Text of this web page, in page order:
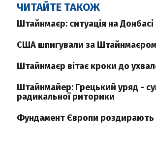
ЧИТАЙТЕ ТАКОЖ
Штайнмаєр: ситуація на
США шпигували за
Штайнмаєр вітає кроки до
Штайнмайер: Грецький уряд -
радикальної риторики
Фундамент Європи роздирають